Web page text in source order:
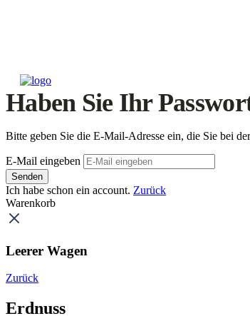
Haben Sie Ihr
Bitte geben Sie die E-Mail-Adresse ein, die Sie bei
E-Mail eingeben
Senden
Ich habe schon ein account. Zurück
Warenkorb
Leerer Wagen
Zurück
Erdnuss